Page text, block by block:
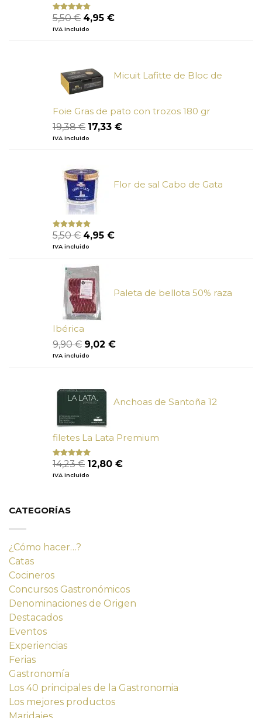
Valorado
con
de 5
5,50€ El
precio
4,95 €El
IVA incluido
Micuit Lafitte de Bloc de
Foie Gras de pato con trozos 180 gr
19,38€ El
precio
19,38 €.
17,33 €El
IVA incluido
Flor de sal Cabo de Gata
Valorado
con
de
5
5,50€ El
precio
era:
5,50 €.
4,95 €El
IVA incluido
Paleta de bellota 50% raza
Ibérica
9,90€ El
precio
9,90 €.
9,02 €El
IVA incluido
Anchoas de Santoña 12
filetes La Lata Premium
Valorado
con
de 5
14,23€ El
precio
12,80 €El
IVA incluido
CATEGORÍAS
¿Cómo hacer…?
Catas
Cocineros
Concursos Gastronómicos
Denominaciones de Origen
Destacados
Eventos
Experiencias
Ferias
Gastronomía
Los 40 principales de la Gastronomia
Los mejores productos